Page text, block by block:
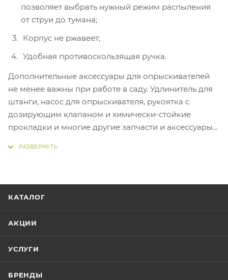
позволяет выбрать нужный режим распыления
от струи до тумана;
Корпус не ржавеет;
Удобная противоскользящая ручка.
Дополнительные аксессуары для опрыскивателей
не менее важны при работе в саду. Удлинитель для
штанги, насос для опрыскивателя, рукоятка с
дозирующим клапаном и химически-стойкие
прокладки и многие другие запчасти и аксессуары
КАТАЛОГ
АКЦИИ
УСЛУГИ
БРЕНДЫ